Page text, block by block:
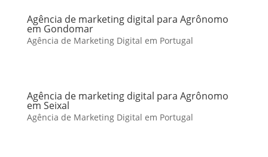
Agência de marketing digital para Agrônomo
em Gondomar
Agência de Marketing Digital em Portugal
Agência de marketing digital para Agrônomo
em Seixal
Agência de Marketing Digital em Portugal